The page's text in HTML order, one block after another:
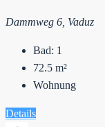
Dammweg 6, Vaduz
Bad: 1
72.5 m²
Wohnung
Details